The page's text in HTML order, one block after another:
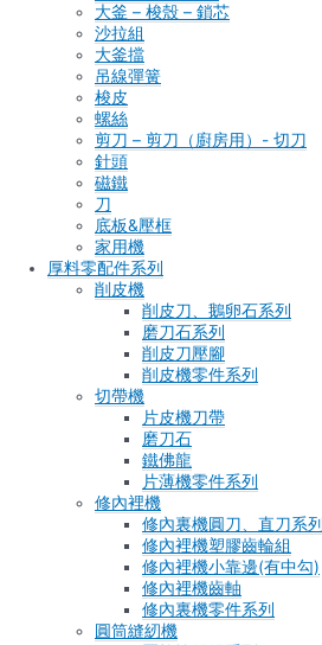
大釜 – 梭殼 – 鎖芯
沙拉組
大釜擋
吊線彈簧
梭皮
螺絲
剪刀 – 剪刀（廚房用）- 切刀
針頭
磁鐵
刀
底板&壓框
家用機
厚料零配件系列
削皮機
削皮刀、鵝卵石系列
磨刀石系列
削皮刀壓腳
削皮機零件系列
切帶機
片皮機刀帶
磨刀石
鐵佛龍
片薄機零件系列
修內裡機
修內裏機圓刀、直刀系列
修內裡機塑膠齒輪組
修內裡機小靠邊(有中勾)
修內裡機齒軸
修內裏機零件系列
圓筒縫紉機